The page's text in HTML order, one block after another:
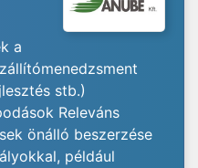
a
stb.)
Releváns
önálló beszerzése
például